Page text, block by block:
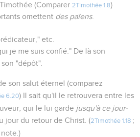
(Comparer 2Timothée 1.8)
omettent des païens.
etc.
je me suis confié." De là son
"dépôt".
son salut éternel (comparez
6.20) Il sait qu'il le retrouvera entre les
qui le lui garde jusqu'à ce jour-
jour du retour de Christ. (2Timothée 1.18 ;
, note.)